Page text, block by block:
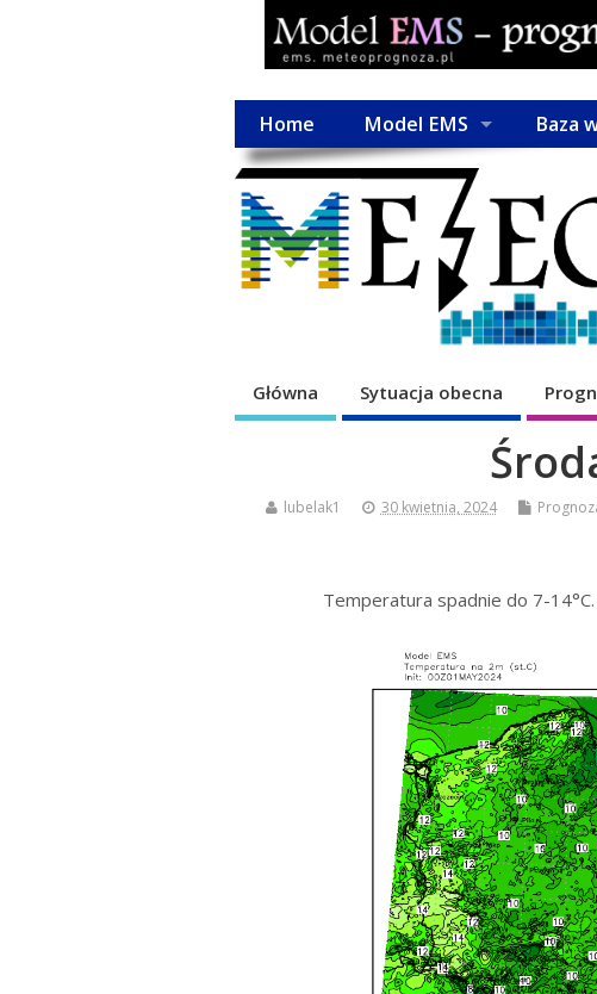
Home Model EMS Baza
Główna Sytuacja obecna
lubelak1 30 kwietnia, 2024
Temperatura spadnie do 7-